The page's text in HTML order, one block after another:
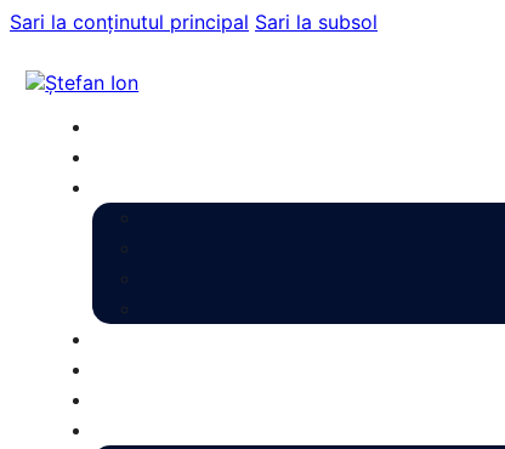
Sari la conținutul principal Sari la subsol